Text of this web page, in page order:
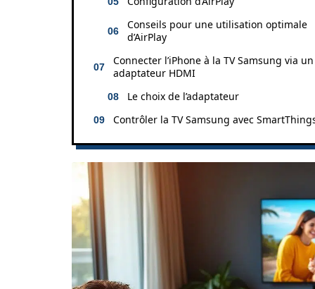
Conseils pour une utilisation optimale
d’AirPlay
Connecter l’iPhone à la TV Samsung via un
adaptateur HDMI
Le choix de l’adaptateur
Contrôler la TV Samsung avec